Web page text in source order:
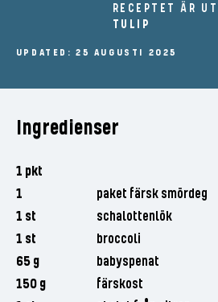
RECEPTET ÄR
TULIP
UPDATED: 25 AUGUSTI 2025
Ingredienser
1 pkt
1
paket färsk smördeg
1 st
schalottenlök
1 st
broccoli
65 g
babyspenat
150 g
färskost